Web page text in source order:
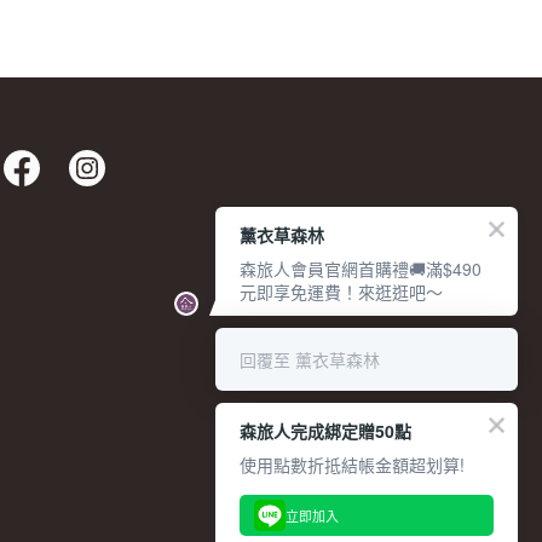
薰衣草森林
森旅人會員官網首購禮🚚滿$490
元即享免運費！來逛逛吧～
回覆至 薰衣草森林
森旅人完成綁定贈50點
使用點數折抵結帳金額超划算!
立即加入